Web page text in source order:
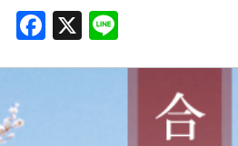
Facebook
X Line